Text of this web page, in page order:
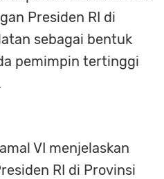
Presiden RI di
sebagai bentuk
pemimpin tertinggi
VI menjelaskan
RI di Provinsi